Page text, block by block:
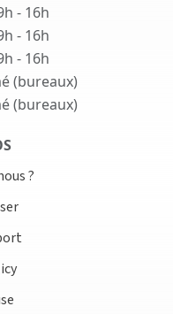
- 16h
- 16h
- 16h
(bureaux)
(bureaux)
?